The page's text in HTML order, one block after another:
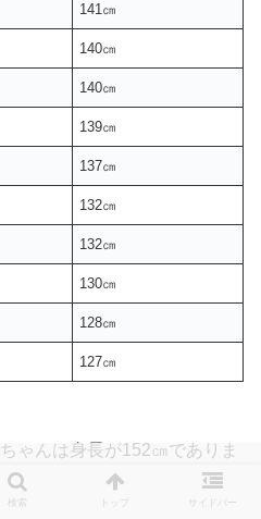
141㎝
140㎝
140㎝
139㎝
137㎝
132㎝
132㎝
130㎝
128㎝
127㎝
ゃんは身長が152㎝でありま
は入れないんですよね‥。
検索 トップ サイドバー